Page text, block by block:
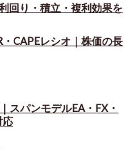
回り・積立・複利効果を
・CAPEレシオ｜株価の長
スパンモデルEA・FX・
応